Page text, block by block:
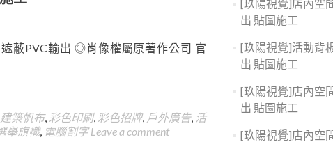
蔽PVC輸出 ◎肖像權屬原著作公司 官
建築帆布, 彩色印刷, 彩色招牌, 戶外廣告, 活
舉旗幟, 電腦割字 Leave a comment
[玖陽視覺]店內空
出 貼圖施工
[玖陽視覺]活動背
出 貼圖施工
[玖陽視覺]店內空
出 貼圖施工
[玖陽視覺]店內空